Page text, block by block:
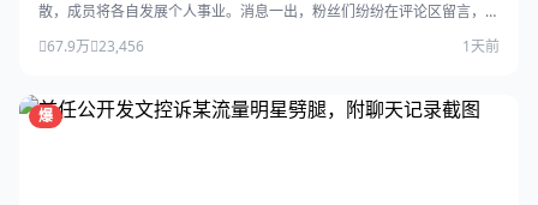
散，成员将各自发展个人事业。消息一出，粉丝们纷纷在评论区留言，场
67.9万 23,456 1天前
爆